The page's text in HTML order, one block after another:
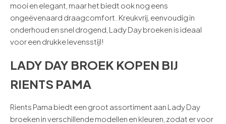
mooi en elegant, maar het biedt ook nog eens
ongeëvenaard draagcomfort. Kreukvrij, eenvoudig in
onderhoud en snel drogend, Lady Day broeken is ideaal
voor een drukke levensstijl!
LADY DAY BROEK KOPEN BIJ
RIENTS PAMA
Rients Pama biedt een groot assortiment aan Lady Day
broeken in verschillende modellen en kleuren, zodat er voor